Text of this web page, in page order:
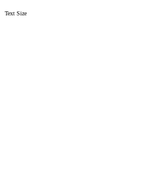
Text Size